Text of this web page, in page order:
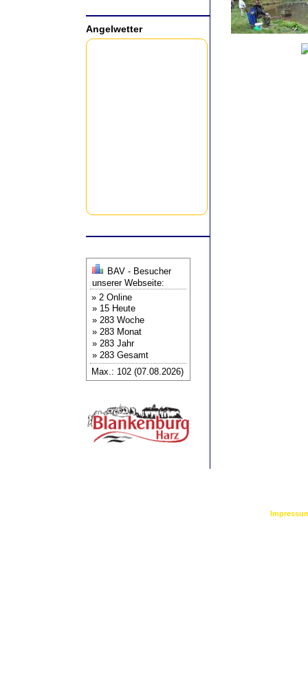
Angelwetter
BAV - Besucher
unserer Webseite:
» 2 Online
» 15 Heute
» 283 Woche
» 283 Monat
» 283 Jahr
» 283 Gesamt
Max.: 102 (07.08.2026)